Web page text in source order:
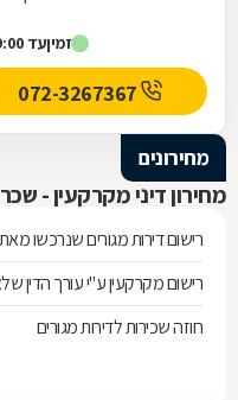
דופן.
שאנחנו
זמיןעד 19:00
מחירונים
מחירון דיני מקרקעין -
רישום דירות מגורים שנרכשו
חוזה שכירות לדירות מגורים